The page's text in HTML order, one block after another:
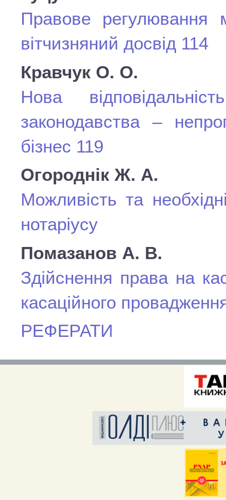
Правове регулювання
вітчизняний досвід 114
Кравчук О. О.
Нова
законодавства –
бізнес 119
Огороднік Ж. А.
Можливість та
нотаріусу
Помазанов А. В.
Здійснення права на
касаційного
РЕФЕРАТИ